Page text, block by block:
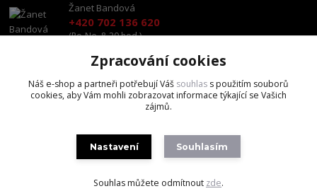
Žanet Bandová
+420 702 136 620
(Po-Ne, 8-20 hod.)
shop@brandscapital.cz
Zpracování cookies
Náš e-shop a partneři potřebují Váš souhlas s použitím souborů
cookies, aby Vám mohli zobrazovat informace týkající se Vašich
zájmů.
Nastavení Souhlasím
Souhlas můžete odmítnout zde.